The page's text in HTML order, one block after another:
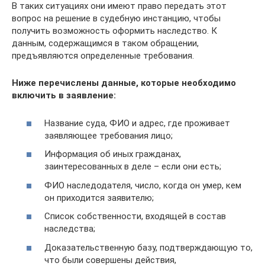
В таких ситуациях они имеют право передать этот
вопрос на решение в судебную инстанцию, чтобы
получить возможность оформить наследство. К
данным, содержащимся в таком обращении,
предъявляются определенные требования.
Ниже перечислены данные, которые необходимо
включить в заявление:
Название суда, ФИО и адрес, где проживает
заявляющее требования лицо;
Информация об иных гражданах,
заинтересованных в деле – если они есть;
ФИО наследодателя, число, когда он умер, кем
он приходится заявителю;
Список собственности, входящей в состав
наследства;
Доказательственную базу, подтверждающую то,
что были совершены действия,